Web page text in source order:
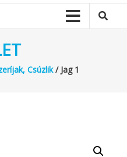
Csúzlik/ Jag 1